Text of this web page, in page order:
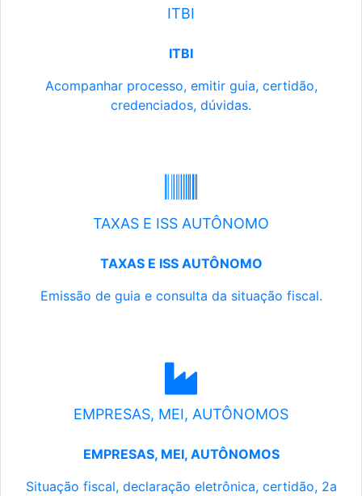
ITBI
ITBI
Acompanhar processo, emitir guia, certidão,
credenciados, dúvidas.
TAXAS E ISS AUTÔNOMO
TAXAS E ISS AUTÔNOMO
Emissão de guia e consulta da situação fiscal.
EMPRESAS, MEI, AUTÔNOMOS
EMPRESAS, MEI, AUTÔNOMOS
Situação fiscal, declaração eletrônica, certidão, 2a